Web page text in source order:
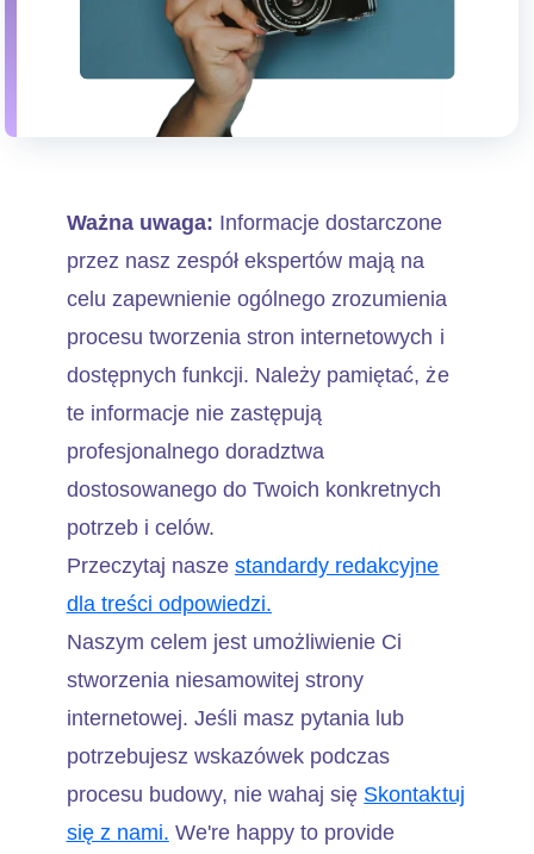
Ważna uwaga: Informacje dostarczone
przez nasz zespół ekspertów mają na
celu zapewnienie ogólnego zrozumienia
procesu tworzenia stron internetowych i
dostępnych funkcji. Należy pamiętać, że
te informacje nie zastępują
profesjonalnego doradztwa
dostosowanego do Twoich konkretnych
potrzeb i celów.
Przeczytaj nasze standardy redakcyjne
dla treści odpowiedzi.
Naszym celem jest umożliwienie Ci
stworzenia niesamowitej strony
internetowej. Jeśli masz pytania lub
potrzebujesz wskazówek podczas
procesu budowy, nie wahaj się Skontaktuj
się z nami. We're happy to provide